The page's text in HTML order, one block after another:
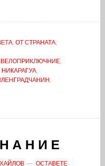
, ОТ СТРАНАТА,
ВЕЛОПРИКЛЮЧНИЕ,
НИКАРАГУА,
,
А Н И Е
ОСТАВЕТЕ